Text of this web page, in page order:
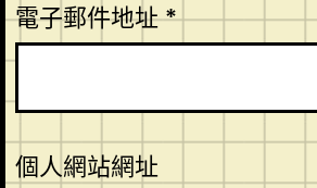
電子郵件地址*
個人網站網址